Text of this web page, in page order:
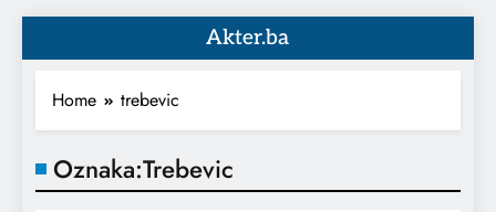
Akter.ba
Home trebevic
Oznaka:Trebevic